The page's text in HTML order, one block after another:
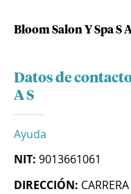
Bloom Salon Y Spa S
Datos de
A S
Ayuda
NIT: 9013661061
DIRECCIÓN: